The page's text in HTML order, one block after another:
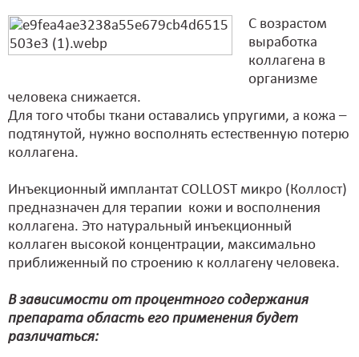
С возрастом
выработка
коллагена в
организме
человека снижается.
Для того чтобы ткани оставались упругими, а кожа –
подтянутой, нужно восполнять естественную потерю
коллагена.
Инъекционный имплантат COLLOST микро (Коллост)
предназначен для терапии кожи и восполнения
коллагена. Это натуральный инъекционный
коллаген высокой концентрации, максимально
приближенный по строению к коллагену человека.
В зависимости от процентного содержания
препарата область его применения будет
различаться: